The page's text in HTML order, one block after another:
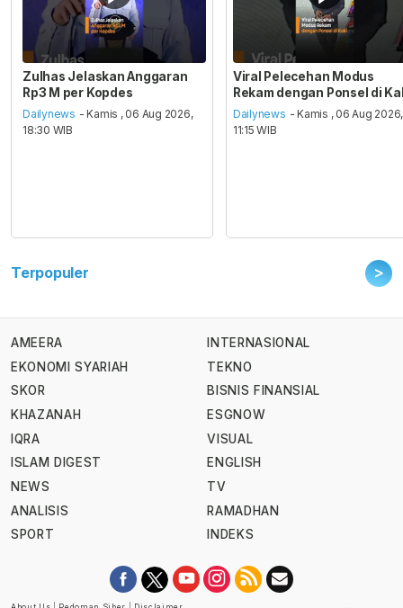
Zulhas Jelaskan Anggaran
Rp3 M per Kopdes
Dailynews - Kamis , 06 Aug 2026,
18:30 WIB
Viral Pelecehan Modus
Rekam dengan Ponsel di
Dailynews - Kamis , 06 Aug 2026,
11:15 WIB
Terpopuler >
AMEERA
EKONOMI SYARIAH
SKOR
KHAZANAH
IQRA
ISLAM DIGEST
NEWS
ANALISIS
SPORT
INTERNASIONAL
TEKNO
BISNIS FINANSIAL
ESGNOW
VISUAL
ENGLISH
TV
RAMADHAN
INDEKS